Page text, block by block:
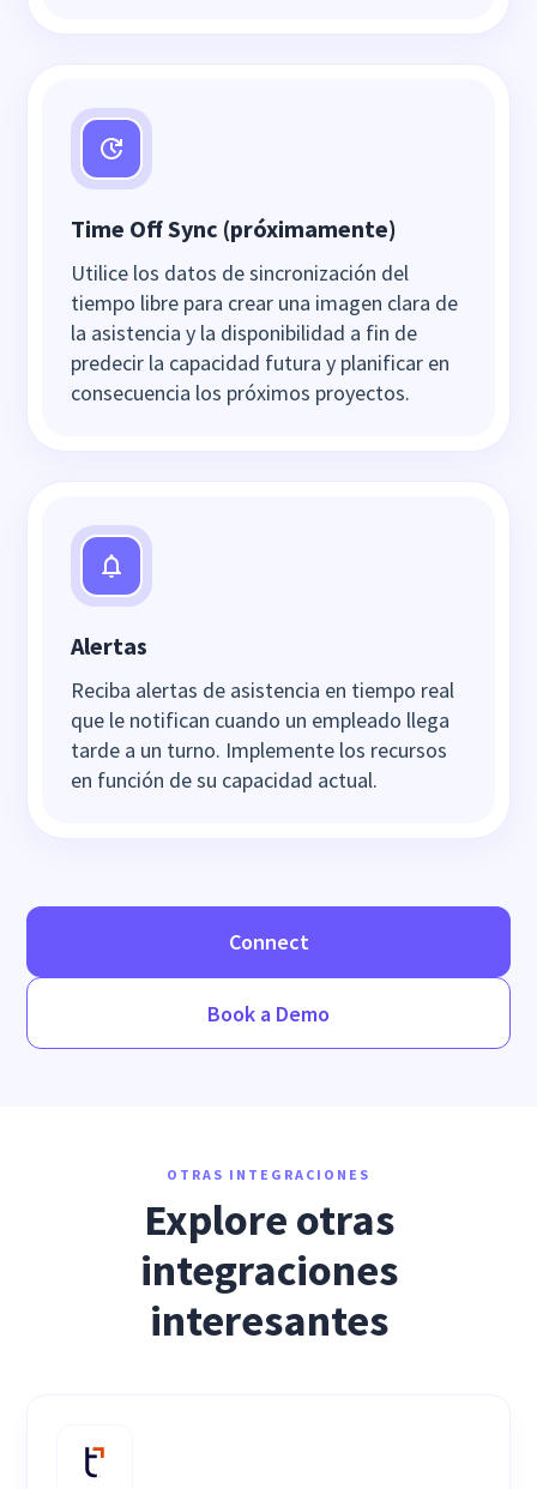
Time Off Sync (próximamente)
Utilice los datos de sincronización del
tiempo libre para crear una imagen clara de
la asistencia y la disponibilidad a fin de
predecir la capacidad futura y planificar en
consecuencia los próximos proyectos.
Alertas
Reciba alertas de asistencia en tiempo real
que le notifican cuando un empleado llega
tarde a un turno. Implemente los recursos
en función de su capacidad actual.
Connect
Book a Demo
OTRAS INTEGRACIONES
Explore otras
integraciones
interesantes